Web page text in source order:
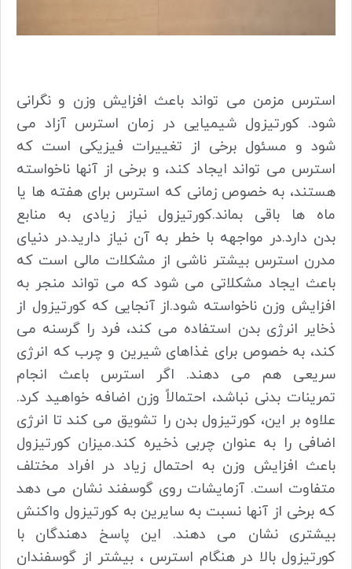
استرس مزمن می تواند باعث افزایش وزن و نگرانی
شود. کورتیزول شیمیایی در زمان استرس آزاد می
شود و مسئول برخی از تغییرات فیزیکی است که
استرس می تواند ایجاد کند، و برخی از آنها ناخواسته
هستند، به خصوص زمانی که استرس برای هفته ها یا
ماه ها باقی بماند.کورتیزول نیاز زیادی به منابع
بدن دارد.در مواجهه با خطر به آن نیاز دارید.در دنیای
مدرن استرس بیشتر ناشی از مشکلات مالی است که
باعث ایجاد مشکلاتی می شود که می تواند منجر به
افزایش وزن ناخواسته شود.از آنجایی که کورتیزول از
ذخایر انرژی بدن استفاده می کند، فرد را گرسنه می
کند، به خصوص برای غذاهای شیرین و چرب که انرژی
سریعی هم می دهند. اگر استرس باعث انجام
تمرینات بدنی نباشد، احتمالاً وزن اضافه خواهید کرد.
علاوه بر این، کورتیزول بدن را تشویق می کند تا انرژی
اضافی را به عنوان چربی ذخیره کند.میزان کورتیزول
باعث افزایش وزن به احتمال زیاد در افراد مختلف
متفاوت است. آزمایشات روی گوسفند نشان می دهد
که برخی از آنها نسبت به سایرین به کورتیزول واکنش
بیشتری نشان می دهند. این پاسخ دهندگان با
کورتیزول بالا در هنگام استرس ، بیشتر از گوسفندان